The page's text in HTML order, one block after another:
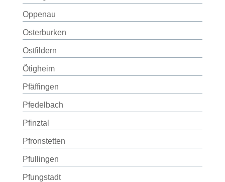
Oppenau
Osterburken
Ostfildern
Ötigheim
Pfäffingen
Pfedelbach
Pfinztal
Pfronstetten
Pfullingen
Pfungstadt